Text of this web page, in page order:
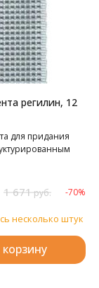
регилин, 12
для придания
1 671руб. -70%
несколько штук
корзину